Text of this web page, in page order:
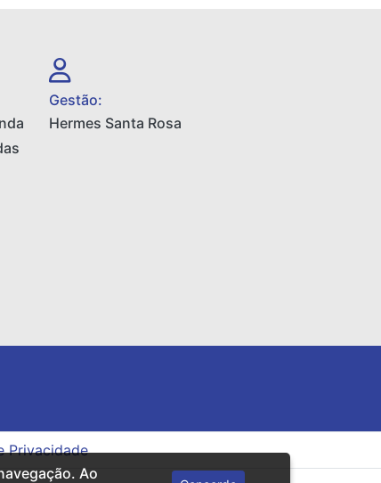
Gestão:
Hermes Santa Rosa
Privacidade
Ao